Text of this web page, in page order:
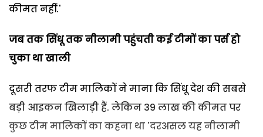
कीमत नहीं.'
जब तक सिंधू तक नीलामी पहुंचती कई टीमों का पर्स हो
चुका था खाली
दूसरी तरफ टीम मालिकों ने माना कि सिंधू देश की सबसे
बड़ी आइकन खिलाड़ी हैं. लेकिन 39 लाख की कीमत पर
कुछ टीम मालिकों का कहना था 'दरअसल यह नीलामी